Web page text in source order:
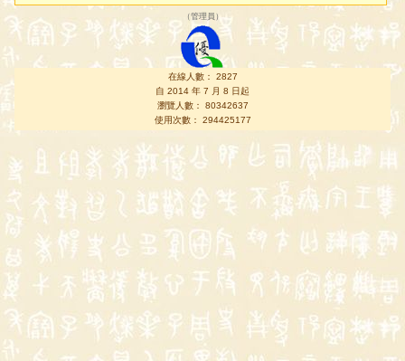
（管理員 ）
在線人數： 2827
自 2014 年 7 月 8 日起
瀏覽人數： 80342637
使用次數： 294425177